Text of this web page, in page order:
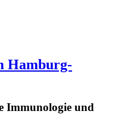
Hamburg-
Immunologie und